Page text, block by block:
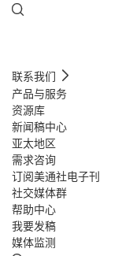
联系我们
产品与服务
资源库
新闻稿中心
亚太地区
需求咨询
订阅美通社电子刊
社交媒体群
帮助中心
我要发稿
媒体监测